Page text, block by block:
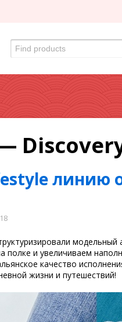
линию
полке и увеличиваем
качество
жизни и путешествий!